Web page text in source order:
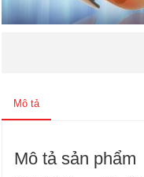
Mô tả
Mô tả sản phẩm